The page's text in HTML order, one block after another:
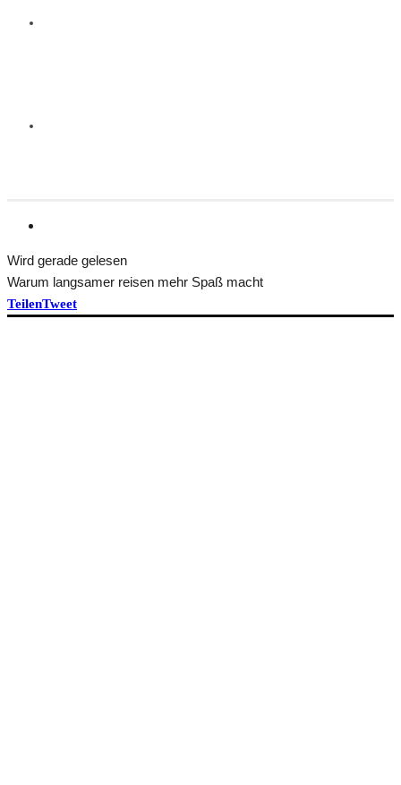
Wird gerade gelesen
Warum langsamer reisen mehr Spaß macht
TeilenTweet